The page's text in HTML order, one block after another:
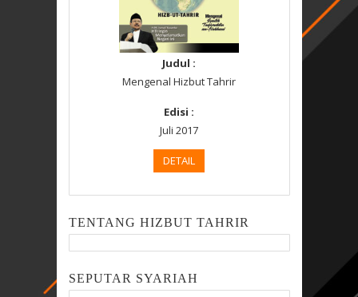
Judul :
Mengenal Hizbut Tahrir
Edisi :
Juli 2017
DETAIL
TENTANG HIZBUT TAHRIR
SEPUTAR SYARIAH